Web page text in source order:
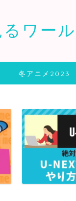
るワー
冬アニメ2023